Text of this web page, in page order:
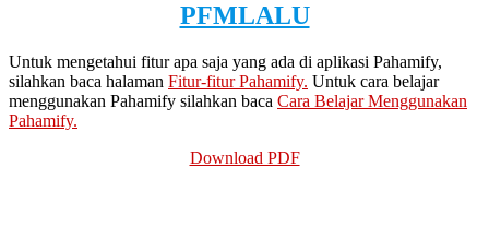
PFMLALU
Untuk mengetahui fitur apa saja yang ada di aplikasi Pahamify,
silahkan baca halaman Fitur-fitur Pahamify. Untuk cara belajar
menggunakan Pahamify silahkan baca Cara Belajar Menggunakan
Pahamify.
Download PDF